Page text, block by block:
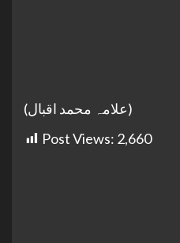
(علامہ محمد اقبال)
Post Views: 2,660